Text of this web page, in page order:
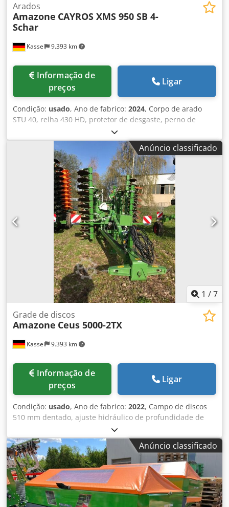
Kassel 9.393 km
Arados
Amazone CAYROS XMS 950 SB 4-
Schar
preços
Ligar
Condição: usado, Ano de fabrico: 2024, Corpo de arado
STU 40, relha 430 HD, protetor de desgaste, perno de
cisalhamento. Djdpfx Ansuhnlmj Ejkr
Anúncio classificado
1 /7
Kassel 9.393 km
Grade de discos
Amazone Ceus 5000-2TX
preços
Ligar
Condição: usado, Ano de fabrico: 2022, Campo de discos
510 mm dentado, ajuste hidráulico de profundidade de
trabalho do campo de discos, ajuste hidráulico da
profundidade de trabalho da unidade niveladora, dentes
C-Mix-Ultra para Ceus 50, ajuste hidráulico de
profundidade de trabalho do campo de dentes com timão
hidráulico HD LÂMINA 80 mm (14/K1) Dkodpfxjtz Tplj An
Esr
Anúncio classificado